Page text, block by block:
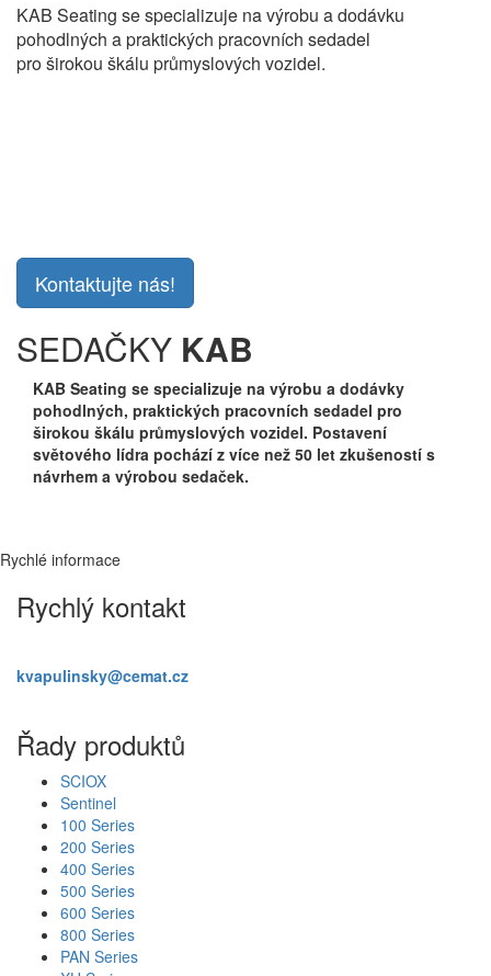
KAB Seating se specializuje na výrobu a dodávku
pohodlných a praktických pracovních sedadel
pro širokou škálu průmyslových vozidel.
Kontaktujte nás!
SEDAČKY KAB
KAB Seating se specializuje na výrobu a dodávky
pohodlných, praktických pracovních sedadel pro
širokou škálu průmyslových vozidel. Postavení
světového lídra pochází z více než 50 let zkušeností s
návrhem a výrobou sedaček.
Rychlé informace
Rychlý kontakt
kvapulinsky@cemat.cz
Řady produktů
SCIOX
Sentinel
100 Series
200 Series
400 Series
500 Series
600 Series
800 Series
PAN Series